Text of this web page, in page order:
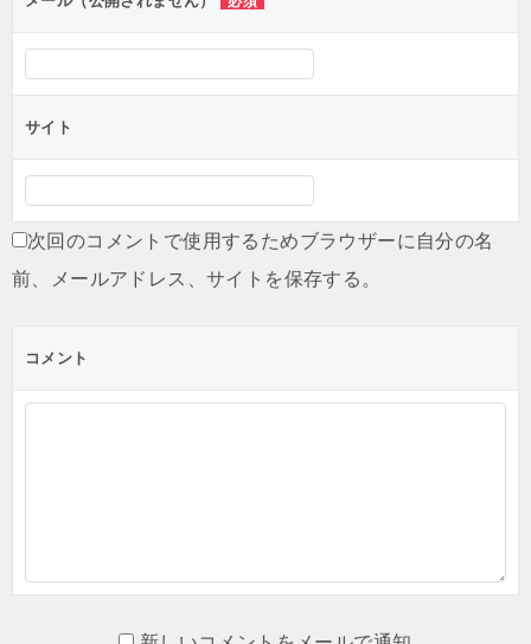
サイト
次回のコメントで使用するためブラウザーに自分の名
前、メールアドレス、サイトを保存する。
コメント